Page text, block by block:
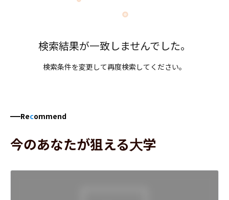
検索結果が一致しませんでした。
検索条件を変更して再度検索してください。
Recommend
今のあなたが狙える大学